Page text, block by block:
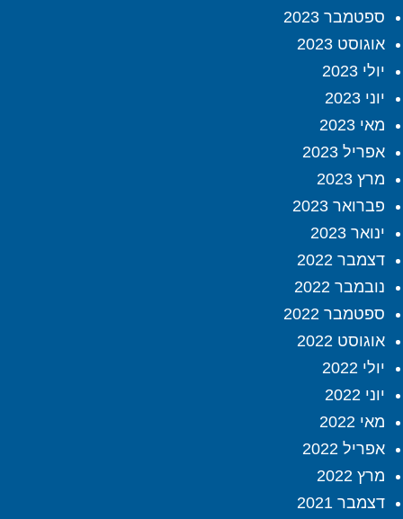
ספטמבר 2023
אוגוסט 2023
יולי 2023
יוני 2023
מאי 2023
אפריל 2023
מרץ 2023
פברואר 2023
ינואר 2023
דצמבר 2022
נובמבר 2022
ספטמבר 2022
אוגוסט 2022
יולי 2022
יוני 2022
מאי 2022
אפריל 2022
מרץ 2022
דצמבר 2021